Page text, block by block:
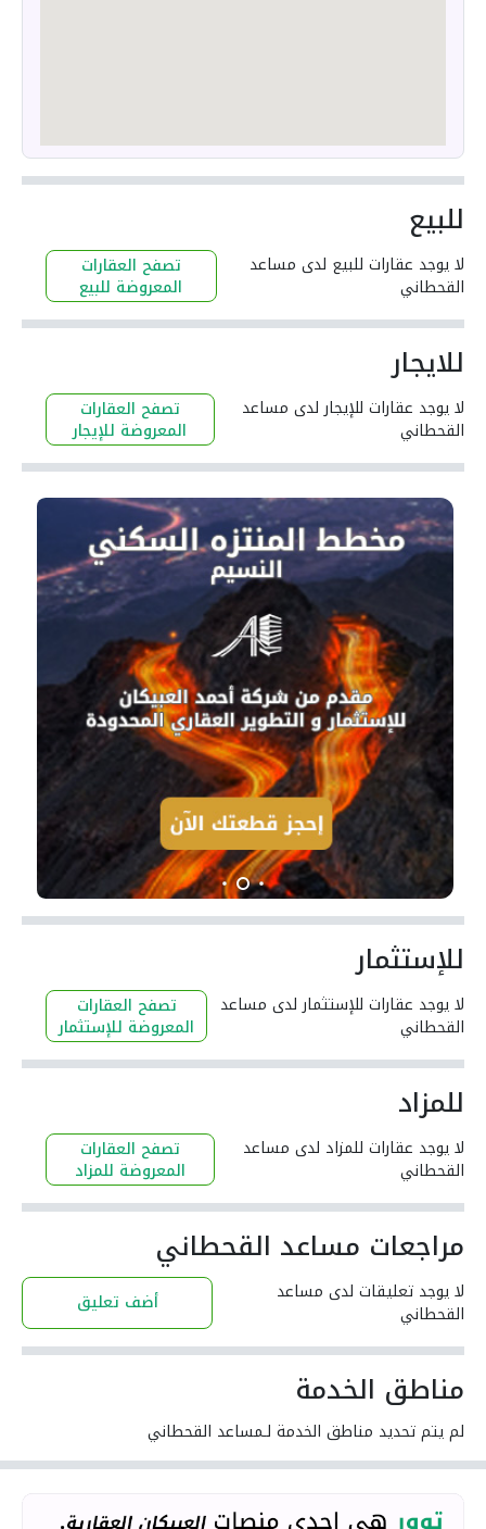
للبيع
لا يوجد عقارات للبيع لدى مساعد
القحطاني
تصفح العقارات
المعروضة للبيع
للايجار
لا يوجد عقارات للإيجار لدى مساعد
القحطاني
تصفح العقارات
المعروضة للإيجار
للإستثمار
لا يوجد عقارات للإستثمار لدى مساعد
القحطاني
تصفح العقارات
المعروضة للإستثمار
للمزاد
لا يوجد عقارات للمزاد لدى مساعد
القحطاني
تصفح العقارات
المعروضة للمزاد
مراجعات مساعد القحطاني
لا يوجد تعليقات لدى مساعد
القحطاني أضف تعليق
مناطق الخدمة
لم يتم تحديد مناطق الخدمة لـمساعد القحطاني